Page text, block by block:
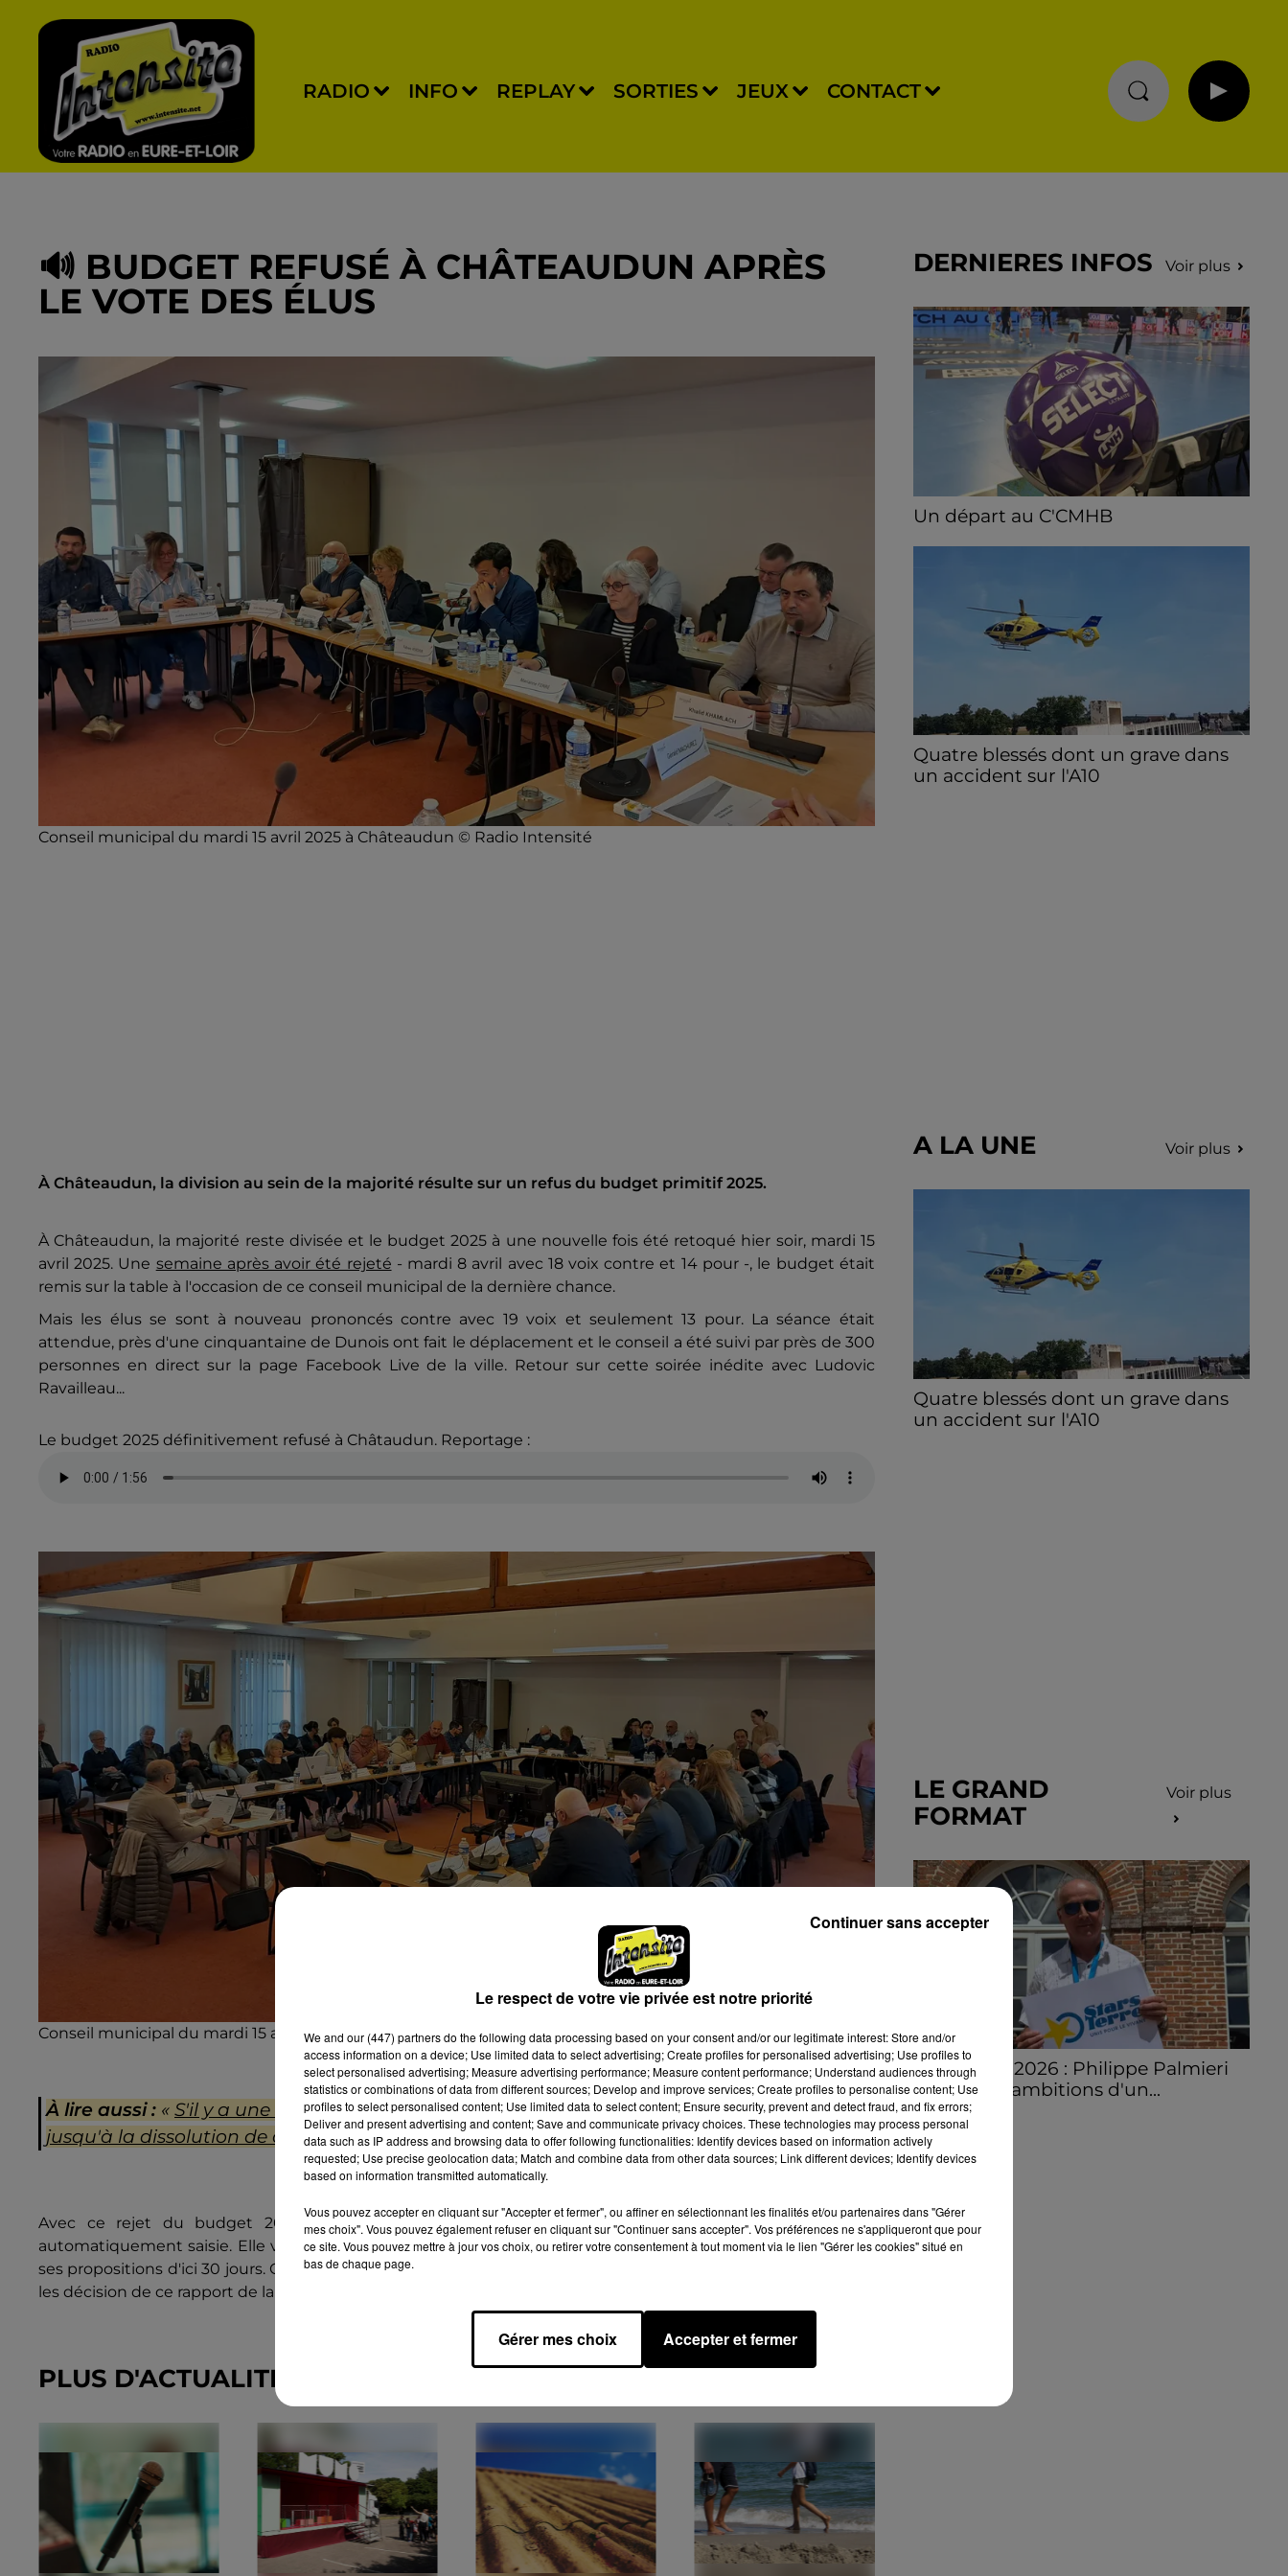
RADIO INFO REPLAY SORTIES JEUX CONTACT
🔊 BUDGET REFUSÉ À CHÂTEAUDUN APRÈS
LE VOTE DES ÉLUS
Conseil municipal du mardi 15 avril 2025 à Châteaudun © Radio Intensité
À Châteaudun, la division au sein de la majorité résulte sur un refus du budget primitif 2025.
À Châteaudun, la majorité reste divisée et le budget 2025 à une nouvelle fois été retoqué hier soir, mardi 15
avril 2025. Une semaine après avoir été rejeté - mardi 8 avril avec 18 voix contre et 14 pour -, le budget était
remis sur la table à l'occasion de ce conseil municipal de la dernière chance.
Mais les élus se sont à nouveau prononcéscontre avec 19 voix et seulement 13 pour. La séance était
attendue, près d'une cinquantaine de Dunois ont fait le déplacement et le conseil a été suivi par près de 300
personnes en direct sur la page Facebook Live de la ville. Retour sur cette soirée inédite avec Ludovic
Ravailleau...
Le budget 2025 définitivement refusé à Châtaudun. Reportage :
Conseil municipal du mardi 15 avril 2025 © Radio Intensité
À lire aussi : « S'il y a une situation extrême de blocage à Châteaudun, on peut aller
jusqu'à la dissolution de conseil municipal»
Avec ce rejet du budget 2025 de la commune, la chambre régionale des comptes d'Orléans est
automatiquement saisie. Elle va éplucher les finances de la quatrième ville d'Eure-et-Loir et ensuite rendre
ses propositions d'ici 30 jours. C'est le préfet du département, Hervé Jonathan, qui aura la charge d'appliquer
les décision de ce rapport de la chambre.
PLUS D'ACTUALITÉ SUR CHÂTEAUDUN & SA RÉGION :
DERNIERES INFOS Voir plus
Un départ au C'CMHB
Quatre blessés dont un grave dans
un accident sur l'A10
A LA UNE Voir plus
Quatre blessés dont un grave dans
un accident sur l'A10
LE GRAND
FORMAT
Voir plus
Stars'Terre 2026 : Philippe Palmieri
dévoile les ambitions d'un...
À quelques semaines de la première
édition de Stars'Terre, organisée du 18 au 20
septembre 2026 au Château de Courtalain,
Le respect de votre vie privée est notre priorité
We and our (447) partnersdo the following data processing based on your consent and/or our legitimate interest: Store and/or
access information on a device; Use limited data to select advertising; Create profiles for personalised advertising; Use profiles to
select personalised advertising; Measure advertising performance; Measure content performance; Understand audiences through
statistics or combinations of data from different sources; Develop and improve services; Create profiles to personalise content; Use
profiles to select personalised content; Use limited data to select content; Ensure security, prevent and detect fraud, and fix errors;
Deliver and present advertising and content; Save and communicate privacy choices. These technologies may process personal
data such as IP address and browsing data to offer following functionalities: Identify devices based on information actively
requested; Use precise geolocation data; Match and combine data from other data sources; Link different devices; Identify devices
based on information transmitted automatically.
Vous pouvez accepter en cliquant sur "Accepter et fermer", ou affiner en sélectionnant les finalités et/ou partenaires dans "Gérer
mes choix". Vous pouvez également refuser en cliquant sur "Continuer sans accepter". Vos préférences ne s'appliqueront que pour
ce site. Vous pouvez mettre à jour vos choix, ou retirer votre consentement à tout moment via le lien "Gérer les cookies" situé en
bas de chaque page.
Gérer mes choix Accepter et fermer
Continuer sans accepter